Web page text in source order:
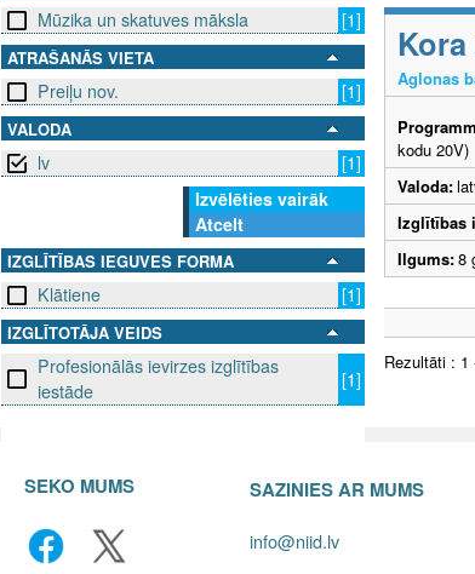
Mūzika un skatuves māksla [1]
ATRAŠANĀS VIETA
Preiļu nov. [1]
VALODA
lv
[1]
Izvēlēties vairāk
Atcelt
IZGLĪTĪBAS IEGUVES FORMA
Klātiene [1]
IZGLĪTOTĀJA VEIDS
Profesionālās ievirzes izglītības
iestāde
[1]
Aglonas
kodu 20V)
Valoda:
Izglītības
Ilgums:8
Rezultāti : 1
SEKO MUMS SAZINIES AR MUMS
info@niid.lv